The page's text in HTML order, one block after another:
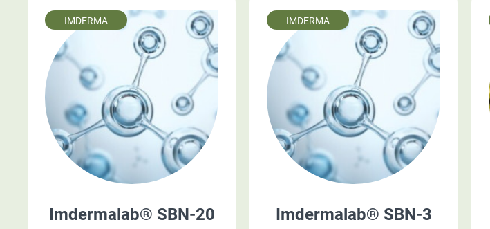
IMDERMA
Imdermalab® SBN-20
IMDERMA
Imdermalab® SBN-3